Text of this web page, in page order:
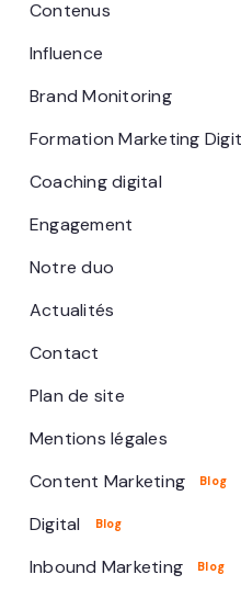
Contenus
Influence
Brand Monitoring
Formation Marketing
Coaching digital
Engagement
Notre duo
Actualités
Contact
Plan de site
Mentions légales
Content Marketing
Digital
Inbound Marketing